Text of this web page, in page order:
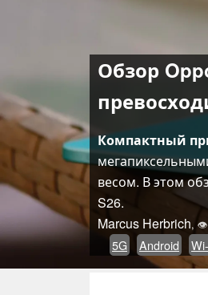
Обзор
Компактный
весом. В этом
S26.
Marcus Herbrich, 👁
5G Android